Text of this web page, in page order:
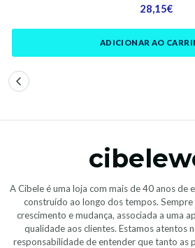
28,15€
ADICIONAR AO
A Cibele é uma loja com mais de 40 anos de
construído ao longo dos tempos.
crescimento e mudança, associada a uma
qualidade aos clientes. Estamos atentos
responsabilidade de entender que tanto as